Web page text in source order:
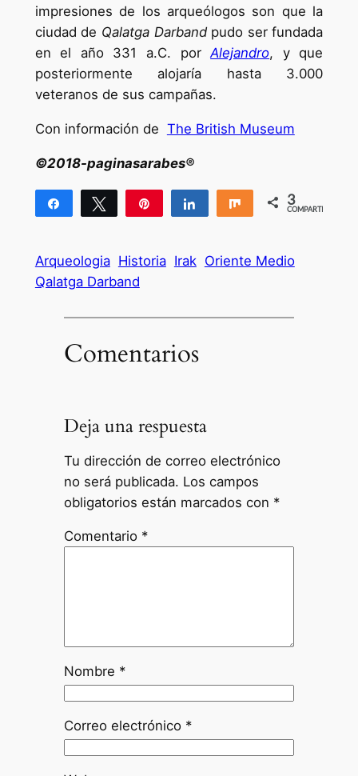
impresiones de los arqueólogos son que la
ciudad de Qalatga Darbandpudo ser fundada
en el año 331 a.C. porAlejandro, y que
posteriormente alojaría hasta 3.000
veteranos de sus campañas.
Con información de The British Museum
©2018-paginasarabes®
Compartir Twittear Compartir Compartir
3
COMPARTIR
Arqueologia Historia Irak Oriente Medio
Qalatga Darband
Comentarios
Deja una respuesta
Tu dirección de correo electrónico
no será publicada. Los campos
obligatorios están marcados con *
Comentario *
Nombre *
Correo electrónico *